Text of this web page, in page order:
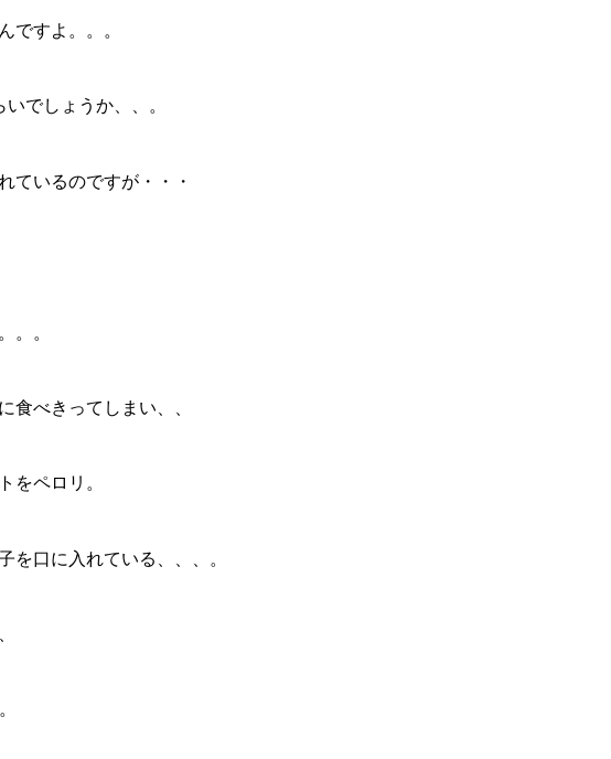
ですよ。。。
でしょうか、、。
ているのですが・・・
。。
食べきってしまい、、
をペロリ。
を口に入れている、、、。